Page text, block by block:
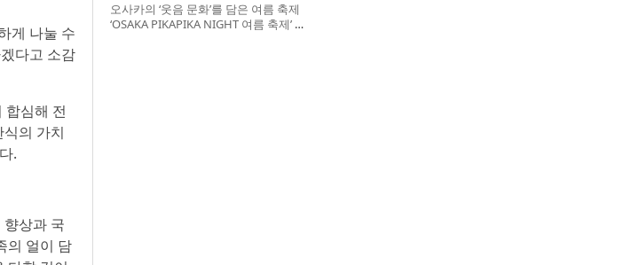
게 나눌 수
다고 소감
합심해 전
의 가치
.
상과 국
의 얼이 담
오사카의 ‘웃음 문화’를 담은 여름 축제
‘OSAKA PIKAPIKA NIGHT 여름 축제’ 개